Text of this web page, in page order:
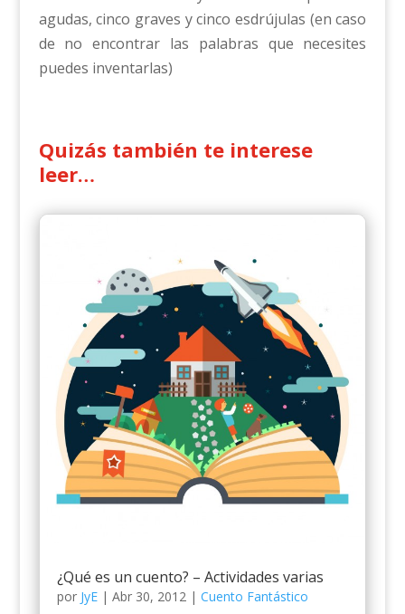
agudas, cinco graves y cinco esdrújulas (en caso
de no encontrar las palabras que necesites
puedes inventarlas)
Quizás también te interese
leer…
¿Qué es un cuento? – Actividades varias
por JyE| Abr 30, 2012 | Cuento Fantástico